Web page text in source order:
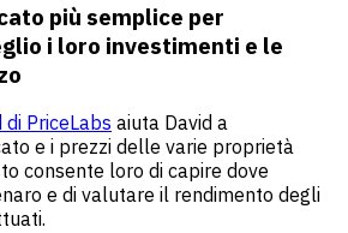
più semplice per
i loro investimenti e le
PriceLabs aiuta David a
e i prezzi delle varie proprietà
consente loro di capire dove
e di valutare il rendimento degli